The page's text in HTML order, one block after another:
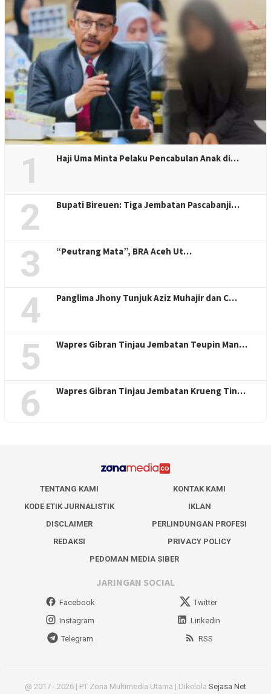
1 Haji Uma Minta Pelaku Pencabulan Anak di…
2 Bupati Bireuen: Tiga Jembatan Pascabanji…
3 “Peutrang Mata”, BRA Aceh Ut…
4 Panglima Jhony Tunjuk Aziz Muhajir dan C…
5 Wapres Gibran Tinjau Jembatan Teupin Man…
6 Wapres Gibran Tinjau Jembatan Krueng Tin…
TENTANG KAMI
KONTAK KAMI
KODE ETIK JURNALISTIK
IKLAN
DISCLAIMER
PERLINDUNGAN PROFESI
REDAKSI
PRIVACY POLICY
PEDOMAN MEDIA SIBER
JARINGAN SOCIAL
Facebook
Twitter
Instagram
Linkedin
Telegram
RSS
@ 2017 - 2026 | PT Zona Multimedia Utama | Dikelola Sejasa Net